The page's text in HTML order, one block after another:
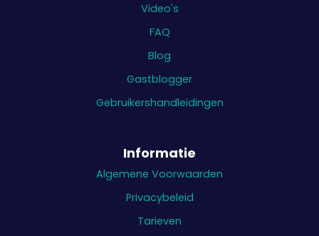
Video's
FAQ
Blog
Gastblogger
Gebruikershandleidingen
Informatie
Algemene Voorwaarden
Privacybeleid
Tarieven